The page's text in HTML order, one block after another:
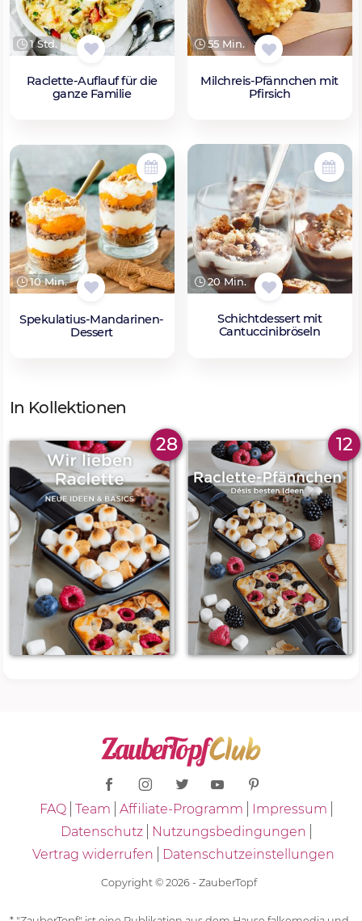
1 Std.
Raclette-Auflauf für die
ganze Familie
55 Min.
Milchreis-Pfännchen mit
Pfirsich
10 Min.
Spekulatius-Mandarinen-
Dessert
20 Min.
Schichtdessert mit
Cantuccinibröseln
In Kollektionen
28 12
FAQ Team Affiliate-Programm
Impressum
Datenschutz
Nutzungsbedingungen
Vertrag widerrufen
Datenschutzeinstellungen
Copyright © 2026 - ZauberTopf